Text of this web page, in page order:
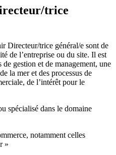
trice
Directeur/trice général/e sont de
de l’entreprise ou du site. Il est
gestion et de management, une
la mer et des processus de
de l’intérêt pour le
spécialisé dans le domaine
notamment celles
»